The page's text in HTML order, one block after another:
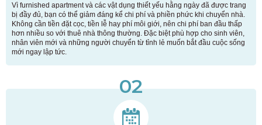
Vì furnished apartment và các vật dụng thiết yếu hằng ngày đã được trang
bị đầy đủ, bạn có thể giảm đáng kể chi phí và phiền phức khi chuyển nhà.
Không cần tiền đặt cọc, tiền lễ hay phí môi giới, nên chi phí ban đầu thấp
hơn nhiều so với thuê nhà thông thường. Đặc biệt phù hợp cho sinh viên,
nhân viên mới và những người chuyển từ tỉnh lẻ muốn bắt đầu cuộc sống
mới ngay lập tức.
02